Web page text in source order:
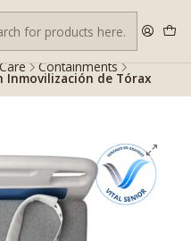
Revisa las condiciones.
Containments
Inmovilización de Tórax